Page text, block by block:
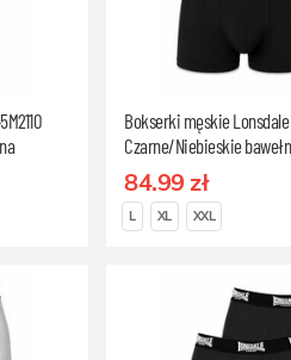
Bokserki męskie
Czarne/Niebieskie
L
84.99 zł
L XL XXL